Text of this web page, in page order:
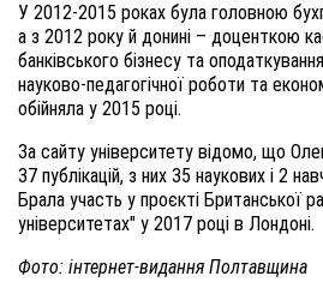
У 2012-2015 роках була головною
а з 2012 року й донині – доценткою
банківського бізнесу та
науково-педагогічної роботи та
обійняла у 2015 році.
За сайту університету відомо, що
37 публікацій, з них 35 наукових і 2
Брала участь у проєкті Британської
університетах" у 2017 році в Лондоні.
Фото: інтернет-видання Полтавщина